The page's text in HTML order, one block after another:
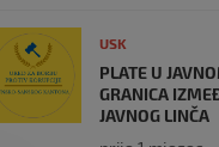
USK
PLATE U
GRANICA
JAVNOG LINČA